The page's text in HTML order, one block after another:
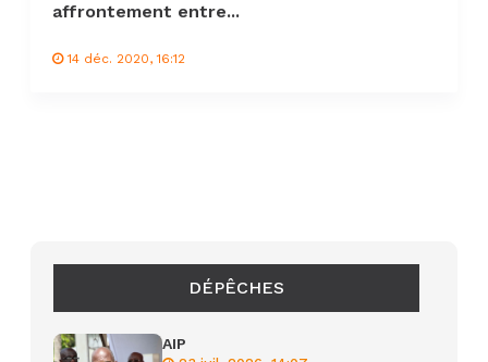
affrontement entre...
14 déc. 2020, 16:12
DÉPÊCHES
AIP